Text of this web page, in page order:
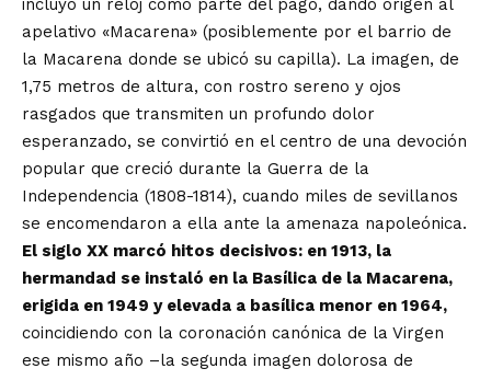
incluyó un reloj como parte del pago, dando origen al
apelativo «Macarena» (posiblemente por el barrio de
la Macarena donde se ubicó su capilla). La imagen, de
1,75 metros de altura, con rostro sereno y ojos
rasgados que transmiten un profundo dolor
esperanzado, se convirtió en el centro de una devoción
popular que creció durante la Guerra de la
Independencia (1808-1814), cuando miles de sevillanos
se encomendaron a ella ante la amenaza napoleónica.
El siglo XX marcó hitos decisivos: en 1913, la
hermandad se instaló en la Basílica de la Macarena,
erigida en 1949 y elevada a basílica menor en 1964,
coincidiendo con la coronación canónica de la Virgen
ese mismo año –la segunda imagen dolorosa de